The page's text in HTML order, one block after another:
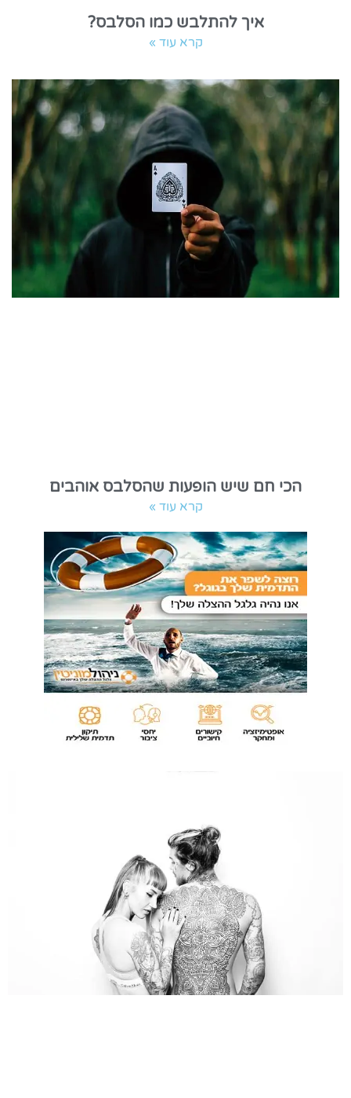
איך להתלבש כמו הסלבס?
קרא עוד »
הכי חם שיש הופעות שהסלבס אוהבים
קרא עוד »